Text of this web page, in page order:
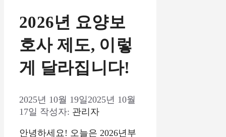
2026년 요양보
호사 제도, 이렇
게 달라집니다!
2025년 10월 19일 2025년 10월
17일 작성자: 관리자
안녕하세요! 오늘은 2026년부